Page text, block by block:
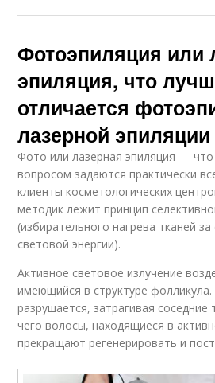
Фотоэпиляция или
эпиляция, что
отличается
лазерной эпиляции
Фото или лазерная эпиляция —
вопросом задаются практически
клиенты косметологических
методик лежит принцип
(избирательного нагрева тканей
световой энергии).
Активное световое излучение
имеющийся в структуре
разрушается, затрагивая соседние
чего волосы, находящиеся в
прекращают регенерировать и